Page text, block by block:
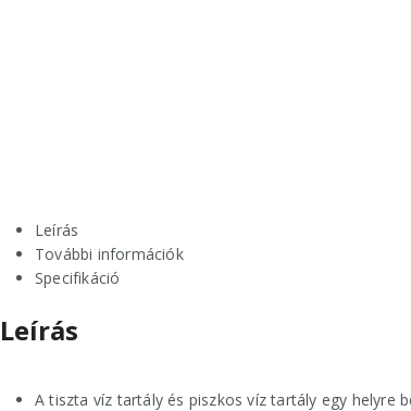
Leírás
További információk
Specifikáció
Leírás
A tiszta víz tartály és piszkos víz tartály egy helyre